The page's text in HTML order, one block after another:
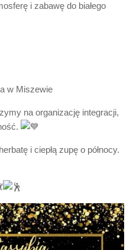
i zabawę do białego
w Miszewie
na organizację integracji,
i ciepłą zupę o północy.